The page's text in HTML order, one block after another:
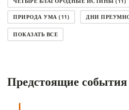
ПРИРОДА УМА (11) ДНИ
СОВЕТ(10)
АНАЛИТИЧЕСКАЯ МЕДИТАЦИЯ(7)
ПОКАЗАТЬ ВСЕ
Предстоящие события